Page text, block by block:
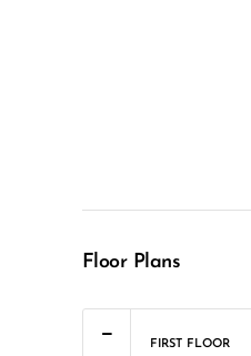
Floor Plans
FIRST FLOOR